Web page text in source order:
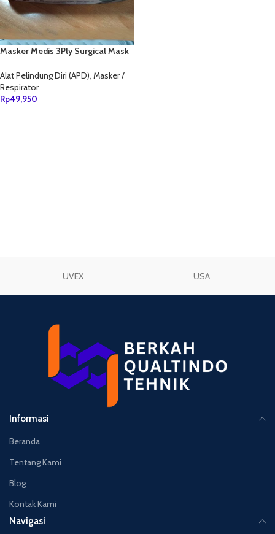
Masker Medis 3Ply Surgical Mask
Alat Pelindung Diri (APD) Masker /
Respirator
Rp49,950
UVEX USA
Informasi
Beranda
Tentang Kami
Blog
Kontak Kami
Navigasi